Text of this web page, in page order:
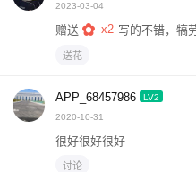
2023-03-04
赠送 x2 写的不错，犒
送花
APP_68457986 LV2
2020-10-31
很好很好很好
讨论